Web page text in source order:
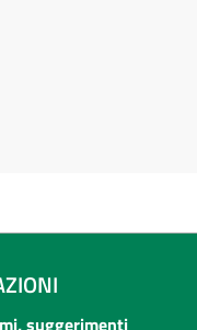
suggerimenti